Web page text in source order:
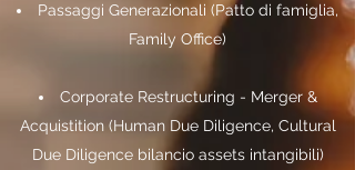
Passaggi Generazionali (Patto di famiglia,
Family Office)
Corporate Restructuring - Merger &
Acquistition (Human Due Diligence, Cultural
Due Diligence bilancio assets intangibili)